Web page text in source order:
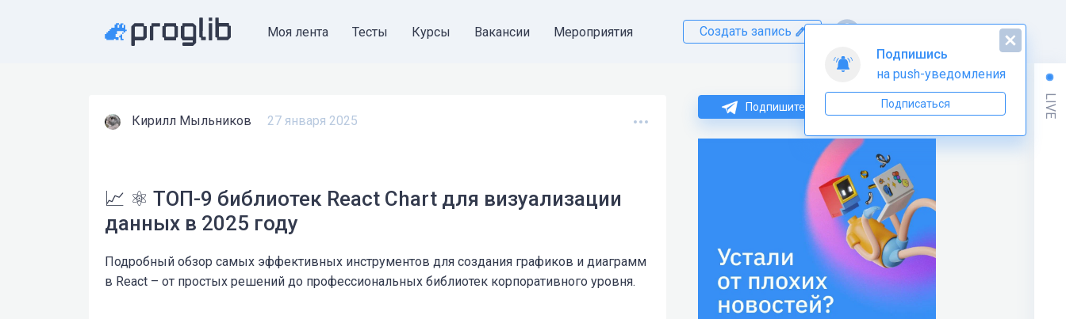
Моя лента Тесты Курсы Вакансии Мероприятия Создать запись
Подпишитесь на нас в Telegram
Кирилл Мыльников 27 января 2025
📈 ⚛️ ТОП-9 библиотек React Chart для визуализации
данных в 2025 году
Подробный обзор самых эффективных инструментов для создания графиков и диаграмм
в React – от простых решений до профессиональных библиотек корпоративного уровня.
LIVE
Подпишись
на push-уведомления
Подписаться